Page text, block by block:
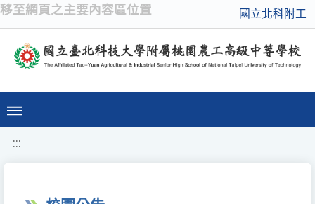
移至網頁之主要內容區位置 國立北科附工
:::